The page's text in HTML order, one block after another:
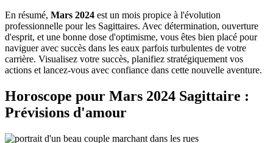
En résumé, Mars 2024 est un mois propice à l'évolution
professionnelle pour les Sagittaires. Avec détermination, ouverture
d'esprit, et une bonne dose d'optimisme, vous êtes bien placé pour
naviguer avec succès dans les eaux parfois turbulentes de votre
carrière. Visualisez votre succès, planifiez stratégiquement vos
actions et lancez-vous avec confiance dans cette nouvelle aventure.
Horoscope pour Mars 2024 Sagittaire :
Prévisions d'amour